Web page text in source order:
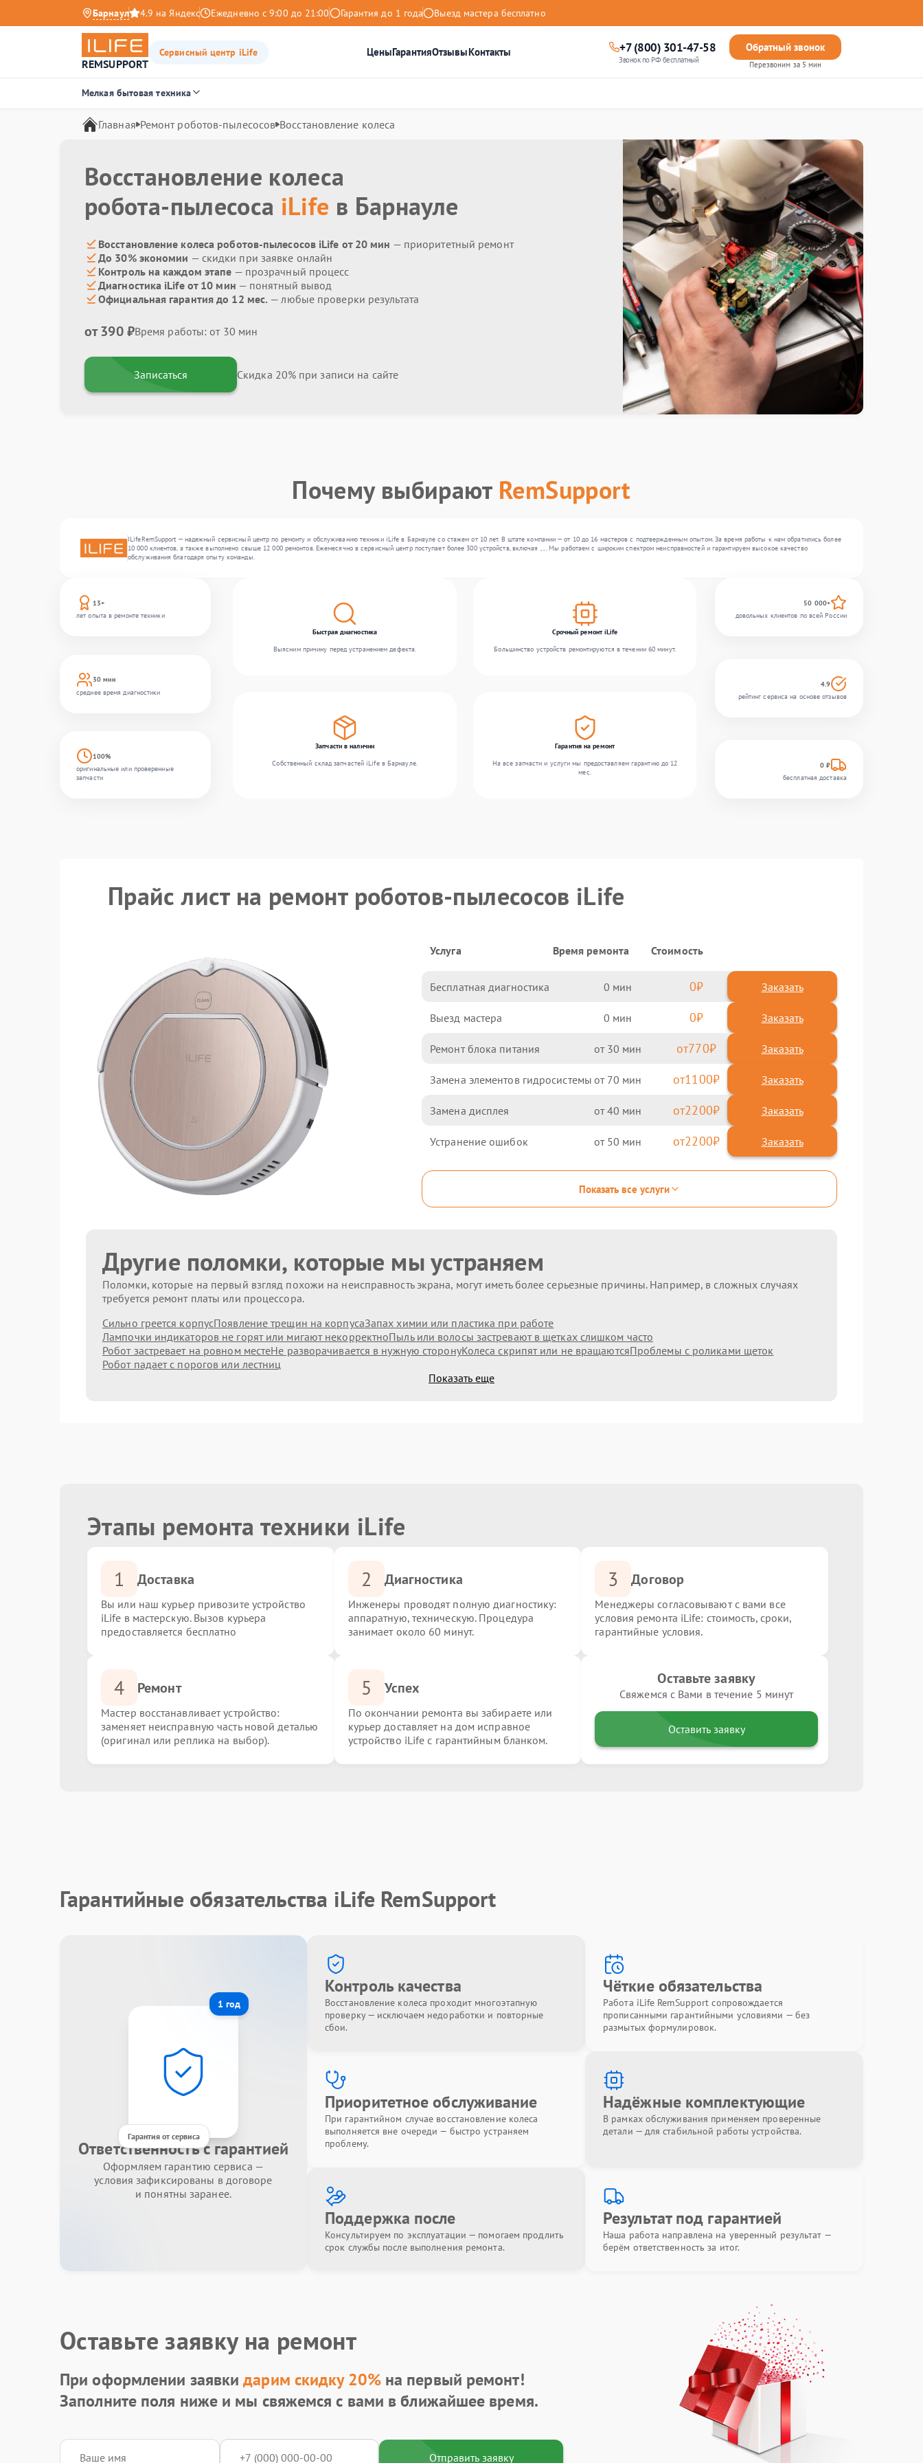
Барнаул 4.9 на Яндекс Ежедневно с 9:00 до 21:00 Гарантия до 1 года Выезд мастера бесплатно
REMSUPPORT
Сервисный центр iLife ЦеныГарантияОтзывыКонтакты +7 (800) 301-47-58
Звонок по РФ бесплатный
Обратный звонок
Перезвоним за 5 мин
Мелкая бытовая техника
Главная Ремонт роботов-пылесосов Восстановление колеса
Восстановление колеса
робота-пылесоса iLife в Барнауле
Восстановление колеса роботов-пылесосов iLife от 20 мин — приоритетный ремонт
До 30% экономии — скидки при заявке онлайн
Контроль на каждом этапе — прозрачный процесс
Диагностика iLife от 10 мин — понятный вывод
Официальная гарантия до 12 мес. — любые проверки результата
от 390 ₽Время работы: от 30 мин
Записаться Скидка 20% при записи на сайте
Почему выбирают RemSupport
ILifeRemSupport — надежный сервисный центр по ремонту и обслуживанию техники iLife в Барнауле со стажем от 10 лет. В штате компании — от 10 до 16 мастеров с подтвержденным опытом. За время работы к нам обратились более
10 000 клиентов, а также выполнено свыше 12 000 ремонтов. Ежемесячно в сервисный центр поступает более 300 устройств, включая , , . Мы работаем с широким спектром неисправностей и гарантируем высокое качество
обслуживания благодаря опыту команды.
13+
лет опыта в ремонте техники
30 мин
среднее время диагностики
100%
оригинальные или проверенные
запчасти
Быстрая диагностика
Выясним причину перед устранением дефекта.
Срочный ремонт iLife
Большинство устройств ремонтируются в течении 60 минут.
Запчасти в наличии
Собственный склад запчастей iLife в Барнауле.
Гарантия на ремонт
На все запчасти и услуги мы предоставляем гарантию до 12
мес.
50 000+
довольных клиентов по всей России
4.9
рейтинг сервиса на основе отзывов
0 ₽
бесплатная доставка
Прайс лист на ремонт роботов-пылесосов iLife
Услуга Время ремонта Стоимость
Бесплатная диагностика 0 0 Заказать
Выезд мастера 0 0 Заказать
Ремонт блока питания 30 770
Замена элементов гидросистемы 70 1100
Замена дисплея 40 2200
Устранение ошибок 50 2200
Показать все услуги
Другие поломки, которые мы устраняем
Поломки, которые на первый взгляд похожи на неисправность экрана, могут иметь более серьезные причины. Например, в сложных случаях
требуется ремонт платы или процессора.
Сильно греется корпусПоявление трещин на корпусаЗапах химии или пластика при работе
Лампочки индикаторов не горят или мигают некорректноПыль или волосы застревают в щетках слишком часто
Робот застревает на ровном местеНе разворачивается в нужную сторонуКолеса скрипят или не вращаютсяПроблемы с роликами щеток
Робот падает с порогов или лестниц
Показать еще
Этапы ремонта техники iLife
1 Доставка
Вы или наш курьер привозите устройство
iLife в мастерскую. Вызов курьера
предоставляется бесплатно
2 Диагностика
Инженеры проводят полную диагностику:
аппаратную, техническую. Процедура
занимает около 60 минут.
3 Договор
Менеджеры согласовывают с вами все
условия ремонта iLife: стоимость, сроки,
гарантийные условия.
4 Ремонт
Мастер восстанавливает устройство:
заменяет неисправную часть новой деталью
(оригинал или реплика на выбор).
5 Успех
По окончании ремонта вы забираете или
курьер доставляет на дом исправное
устройство iLife с гарантийным бланком.
Оставьте заявку
Свяжемся с Вами в течение 5 минут
Оставить заявку
Гарантийные обязательства iLife RemSupport
1 год
Гарантия от сервиса
Ответственность с гарантией
Оформляем гарантию сервиса —
условия зафиксированы в договоре
и понятны заранее.
Контроль качества
Восстановление колеса проходит многоэтапную
проверку — исключаем недоработки и повторные
сбои.
Чёткие обязательства
Работа iLife RemSupport сопровождается
прописанными гарантийными условиями — без
размытых формулировок.
Приоритетное обслуживание
При гарантийном случае восстановление колеса
выполняется вне очереди — быстро устраняем
проблему.
Надёжные комплектующие
В рамках обслуживания применяем проверенные
детали — для стабильной работы устройства.
Поддержка после
Консультируем по эксплуатации — помогаем продлить
срок службы после выполнения ремонта.
Результат под гарантией
Наша работа направлена на уверенный результат —
берём ответственность за итог.
Оставьте заявку на ремонт
При оформлении заявкидарим скидку 20%на первый ремонт!
Заполните поля ниже и мы свяжемся с вами в ближайшее время.
Отправить заявку